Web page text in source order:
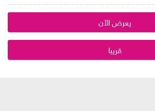
يعرض الآن
قريبا